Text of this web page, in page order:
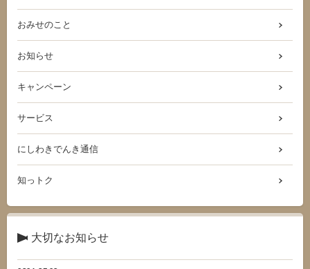
おみせのこと
お知らせ
キャンペーン
サービス
にしわきでんき通信
知っトク
大切なお知らせ